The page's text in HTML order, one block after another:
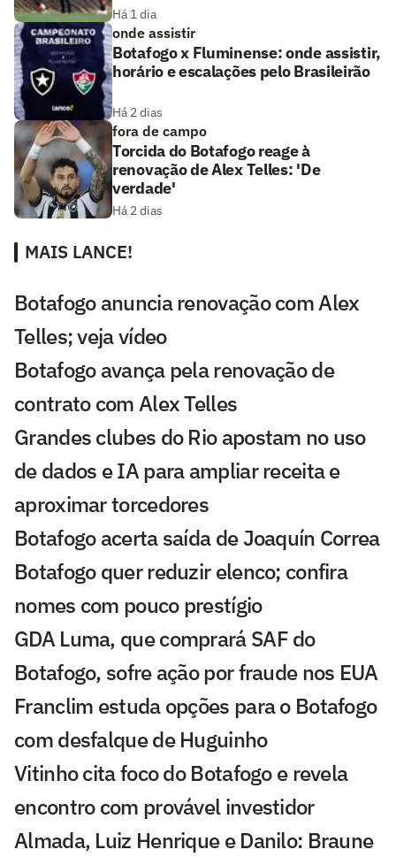
Há 1 dia
onde assistir
Botafogo x Fluminense: onde assistir,
horário e escalações pelo Brasileirão
Há 2 dias
fora de campo
Torcida do Botafogo reage à
renovação de Alex Telles: 'De
verdade'
Há 2 dias
MAIS LANCE!
Botafogo anuncia renovação com Alex
Telles; veja vídeo
Botafogo avança pela renovação de
contrato com Alex Telles
Grandes clubes do Rio apostam no uso
de dados e IA para ampliar receita e
aproximar torcedores
Botafogo acerta saída de Joaquín Correa
Botafogo quer reduzir elenco; confira
nomes com pouco prestígio
GDA Luma, que comprará SAF do
Botafogo, sofre ação por fraude nos EUA
Franclim estuda opções para o Botafogo
com desfalque de Huguinho
Vitinho cita foco do Botafogo e revela
encontro com provável investidor
Almada, Luiz Henrique e Danilo: Braune